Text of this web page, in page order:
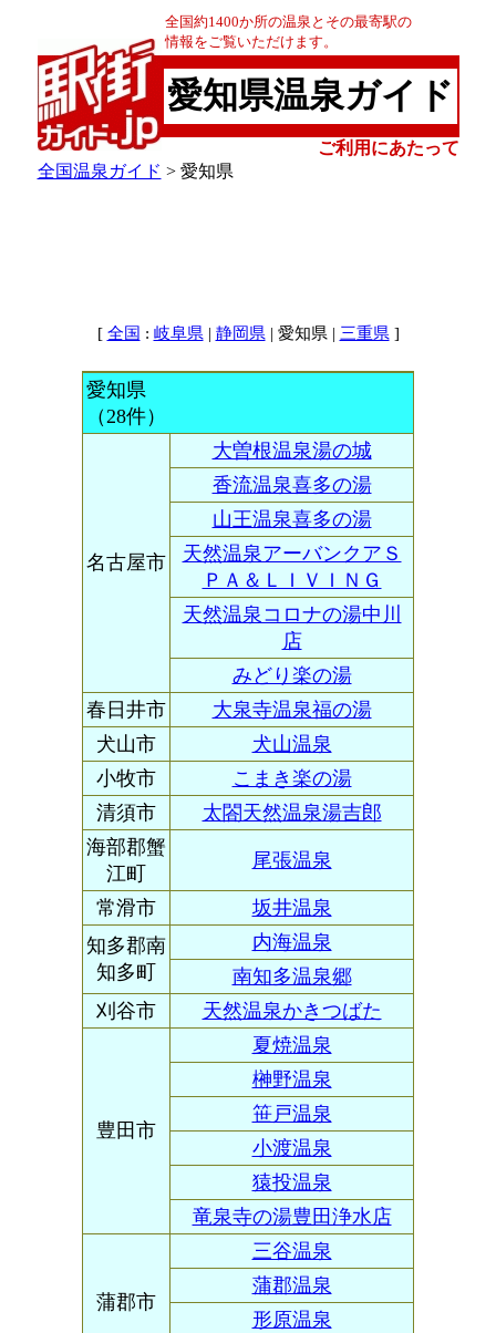
全国約1400か所の温泉とその最寄駅の
情報をご覧いただけます。
愛知県温泉ガイド
ご利用にあたって
全国温泉ガイド > 愛知県
[ 全国 : 岐阜県 | 静岡県 | 愛知県 | 三重県 ]
愛知県
（28件）
名古屋市
大曽根温泉湯の城
香流温泉喜多の湯
山王温泉喜多の湯
天然温泉アーバンクアＳ
ＰＡ＆ＬＩＶＩＮＧ
天然温泉コロナの湯中川
店
みどり楽の湯
春日井市
大泉寺温泉福の湯
犬山市
犬山温泉
小牧市
こまき楽の湯
清須市
太閤天然温泉湯吉郎
海部郡蟹
江町
尾張温泉
常滑市
坂井温泉
知多郡南
知多町
内海温泉
南知多温泉郷
刈谷市
天然温泉かきつばた
豊田市
夏焼温泉
榊野温泉
笹戸温泉
小渡温泉
猿投温泉
竜泉寺の湯豊田浄水店
蒲郡市
三谷温泉
蒲郡温泉
形原温泉